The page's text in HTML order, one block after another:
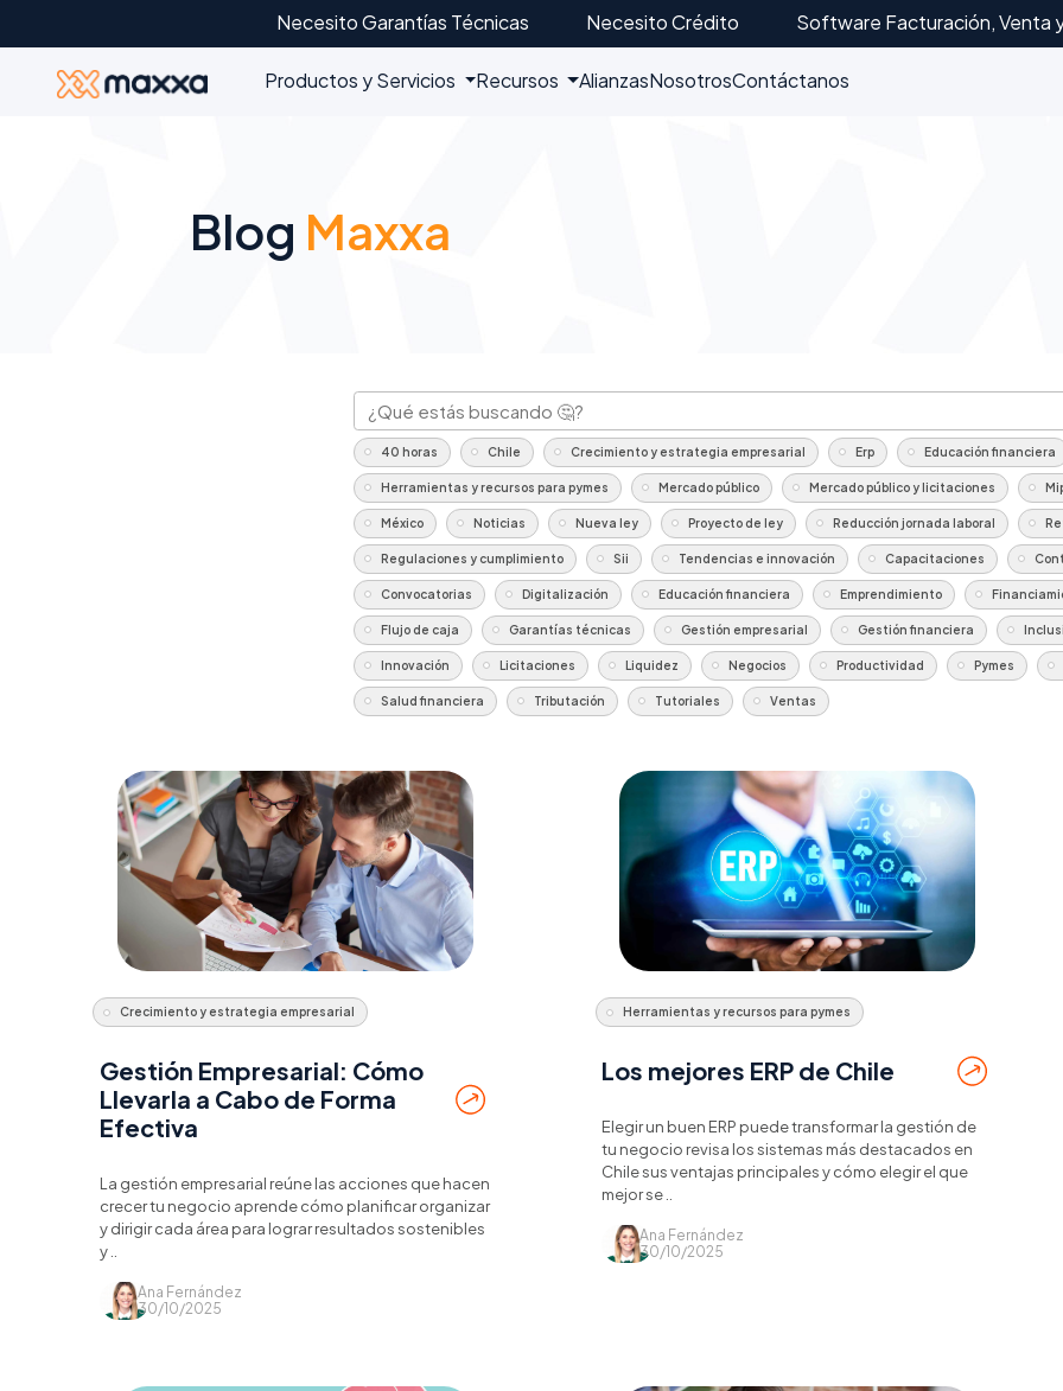
Necesito Garantías Técnicas Necesito Crédito Software Facturación, Venta
Productos y Servicios Recursos AlianzasNosotrosContáctanos
Blog Maxxa
40 horas Chile Crecimiento y estrategia empresarial Erp Educación financiera
Herramientas y recursos para pymes Mercado público Mercado público y licitaciones
México Noticias Nueva ley Proyecto de ley Reducción jornada laboral
Regulaciones y cumplimiento Sii Tendencias e innovación Capacitaciones
Convocatorias Digitalización Educación financiera Emprendimiento
Flujo de caja Garantías técnicas Gestión empresarial Gestión financiera
Innovación Licitaciones Liquidez Negocios Productividad Pymes
Salud financiera Tributación Tutoriales Ventas
Crecimiento y estrategia empresarial
Gestión Empresarial: Cómo
Llevarla a Cabo de Forma
Efectiva
La gestión empresarial reúne las acciones que hacen
crecer tu negocio aprende cómo planificar organizar
y dirigir cada área para lograr resultados sostenibles
y ..
Ana Fernández
30/10/2025
Herramientas y recursos para pymes
Los mejores ERP de Chile
Elegir un buen ERP puede transformar la gestión de
tu negocio revisa los sistemas más destacados en
Chile sus ventajas principales y cómo elegir el que
mejor se ..
Ana Fernández
30/10/2025